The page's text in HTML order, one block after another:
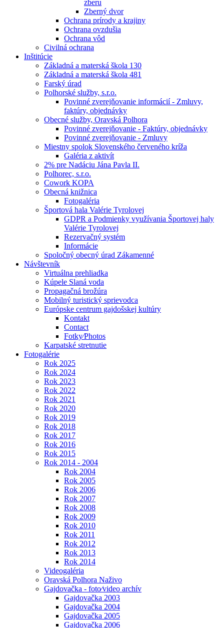
zberu
Zberný dvor
Ochrana prírody a krajiny
Ochrana ovzdušia
Ochrana vôd
Civilná ochrana
Inštitúcie
Základná a materská škola 130
Základná a materská škola 481
Farský úrad
Polhorské služby, s.r.o.
Povinné zverejňovanie informácií - Zmluvy,
faktúry, objednávky
Obecné služby, Oravská Polhora
Povinné zverejňovanie - Faktúry, objednávky
Povinné zverejňovanie - Zmluvy
Miestny spolok Slovenského červeného kríža
Galéria z aktivít
2% pre Nadáciu Jána Pavla II.
Polhorec, s.r.o.
Cowork KOPA
Obecná knižnica
Fotogaléria
Športová hala Valérie Tyrolovej
GDPR a Podmienky využívania Športovej haly
Valérie Tyrolovej
Rezervačný systém
Informácie
Spoločný obecný úrad Zákamenné
Návštevník
Virtuálna prehliadka
Kúpele Slaná voda
Propagačná brožúra
Mobilný turistický sprievodca
Európske centrum gajdošskej kultúry
Kontakt
Contact
Fotky⁄Photos
Karpatské stretnutie
Fotogalérie
Rok 2025
Rok 2024
Rok 2023
Rok 2022
Rok 2021
Rok 2020
Rok 2019
Rok 2018
Rok 2017
Rok 2016
Rok 2015
Rok 2014 - 2004
Rok 2004
Rok 2005
Rok 2006
Rok 2007
Rok 2008
Rok 2009
Rok 2010
Rok 2011
Rok 2012
Rok 2013
Rok 2014
Videogaléria
Oravská Polhora Naživo
Gajdovačka - foto⁄video archív
Gajdovačka 2003
Gajdovačka 2004
Gajdovačka 2005
Gajdovačka 2006